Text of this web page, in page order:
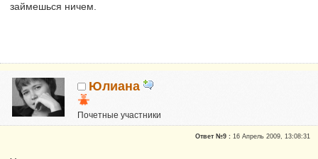
займешься ничем.
Юлиана
Почетные участники
Ответ №9 :16 Апрель 2009, 13:08:31